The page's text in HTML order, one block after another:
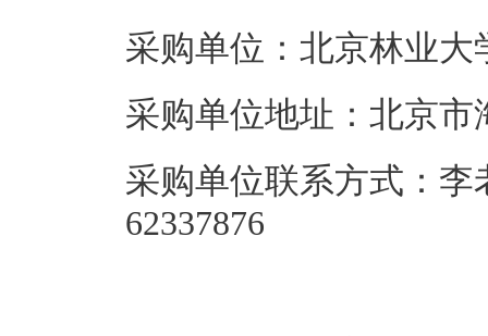
采购单位：北京林业大
采购单位地址：北京市
采购单位联系方式：李
62337876